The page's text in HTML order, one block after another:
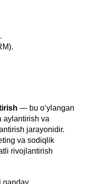
.
— bu o‘ylangan
aylantirish va
jarayonidir.
va sodiqlik
rivojlantirish
qanday